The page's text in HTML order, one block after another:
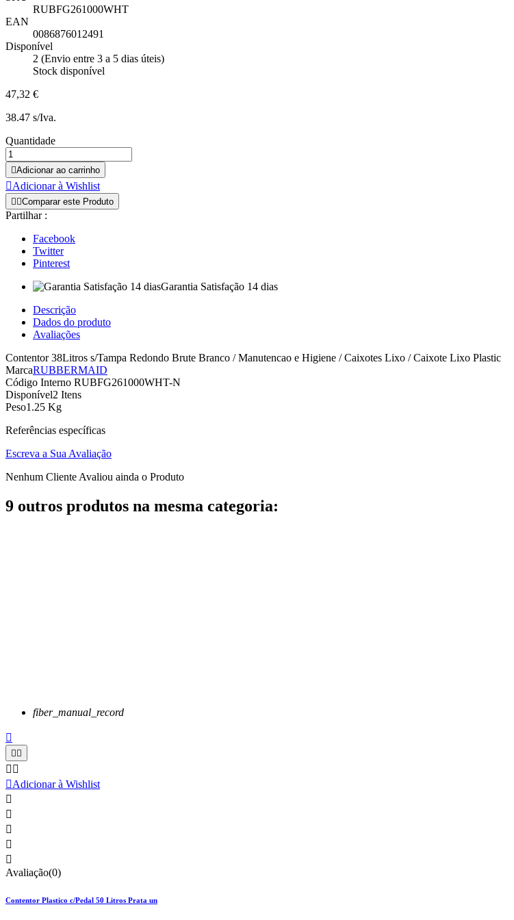
RUBFG261000WHT
EAN
0086876012491
Disponível
2 (Envio entre 3 a 5 dias úteis)
Stock disponível
47,32 €
38.47 s/Iva.
Quantidade
Adicionar ao carrinho
Adicionar à Wishlist
 Comparar este Produto
Partilhar :
Facebook
Twitter
Pinterest
Garantia Satisfação 14 dias
Descrição
Dados do produto
Avaliações
Contentor 38Litros s/Tampa Redondo Brute Branco / Manutencao e Higiene / Caixotes Lixo / Caixote Lixo Plastic
MarcaRUBBERMAID
Código Interno RUBFG261000WHT-N
Disponível2 Itens
Peso1.25 Kg
Referências específicas
Escreva a Sua Avaliação
Nenhum Cliente Avaliou ainda o Produto
9 outros produtos na mesma categoria:
fiber_manual_record

 
 
Adicionar à Wishlist





Avaliação(0)
Contentor Plastico c/Pedal 50 Litros Prata un